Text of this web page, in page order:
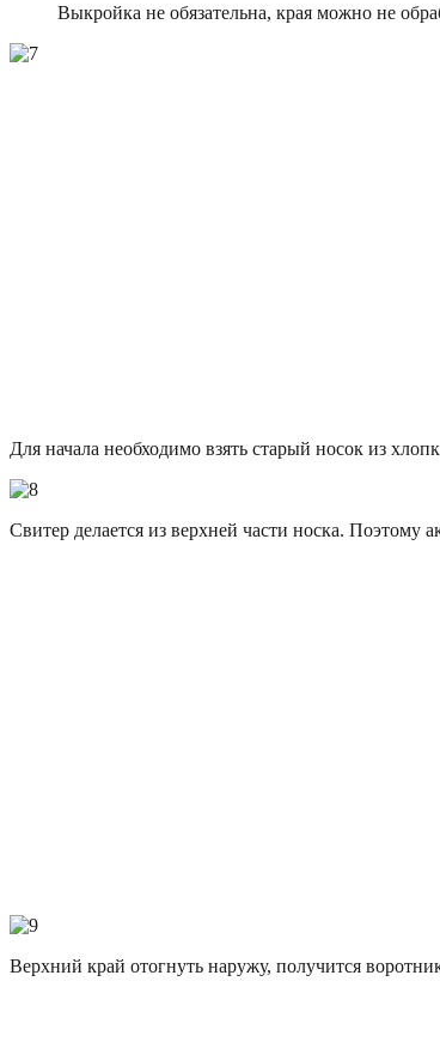
Выкройка не обязательна, края можно не
Для начала необходимо взять старый носок из
Свитер делается из верхней части носка. Поэтому
Верхний край отогнуть наружу, получится